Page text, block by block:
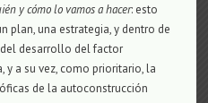
y cómo lo vamos a hacer: esto
plan, una estrategia, y dentro de
desarrollo del factor
y a su vez, como prioritario, la
de la autoconstrucción